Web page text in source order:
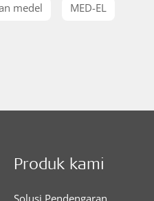
medel MED-EL
Produk kami
Solusi Pendengaran